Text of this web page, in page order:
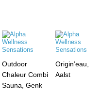
Outdoor
Chaleur Combi
Sauna, Genk
Origin’eau,
Aalst